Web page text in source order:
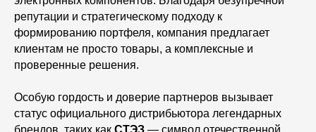
репутации и стратегическому подходу к
формированию портфеля, компания предлагает
клиентам не просто товары, а комплексные и
проверенные решения.
Особую гордость и доверие партнеров вызывает
статус официального дистрибьютора легендарных